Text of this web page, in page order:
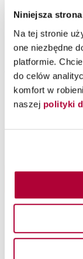
Niniejsza
Na tej stronie
one niezbędne
platformie.
do celów
komfort w
naszej polityki
Spray Protect It
włosy, 150 ml
Londa Professional
Spray nadający objętości